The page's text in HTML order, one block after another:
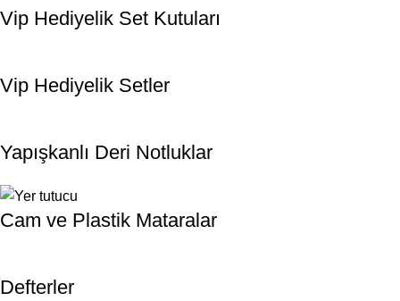
Vip Hediyelik Set Kutuları
Vip Hediyelik Setler
Yapışkanlı Deri Notluklar
Cam ve Plastik Mataralar
Defterler